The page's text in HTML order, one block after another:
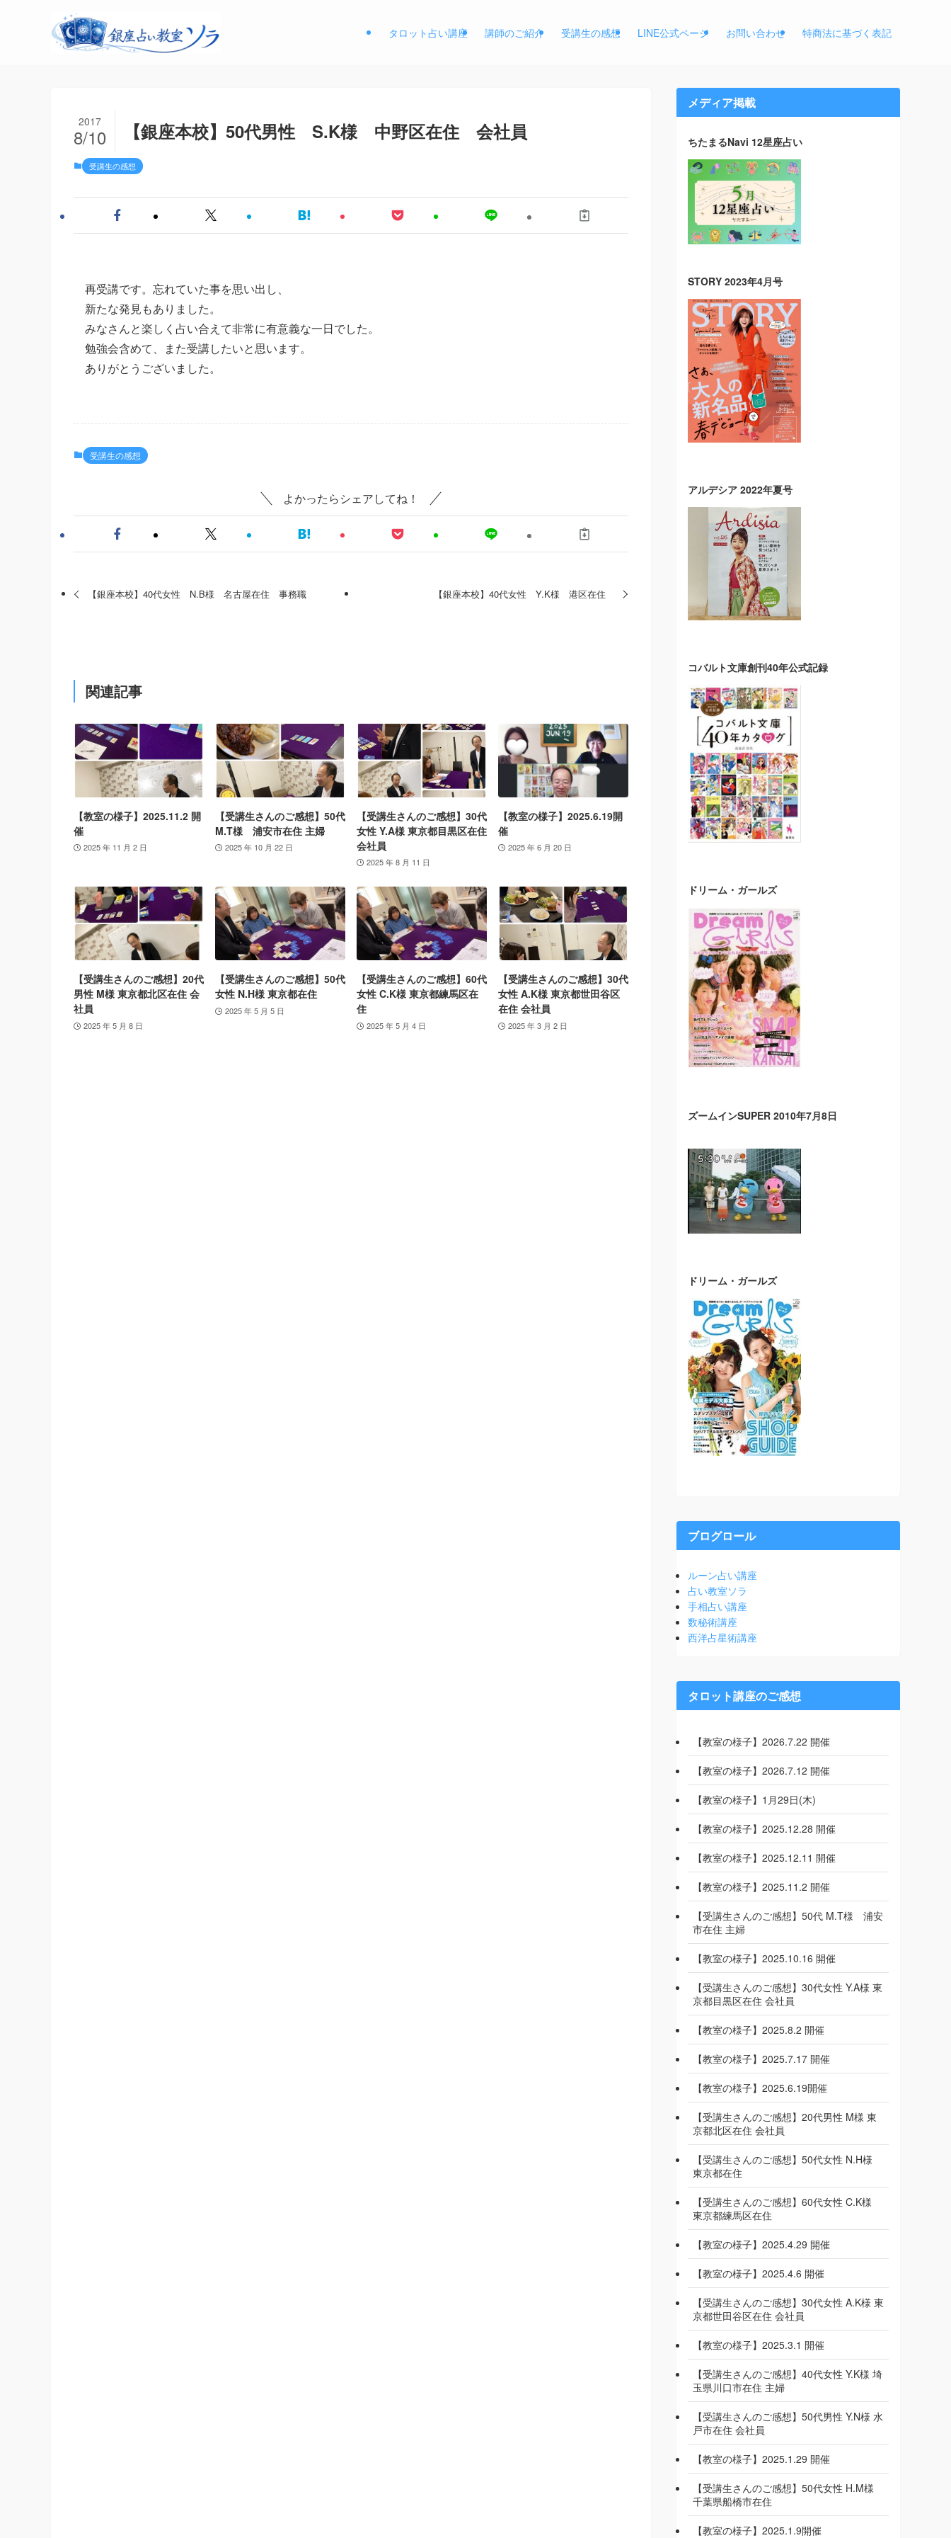
タロット占い講座 講師のご紹介 受講生の感想 LINE公式ページ お問い合わせ 特商法に基づく表記
【銀座本校】50代男性 S.K様 中野区在住 会社員
2017
8/10
受講生の感想
再受講です。忘れていた事を思い出し、
新たな発見もありました。
みなさんと楽しく占い合えて非常に有意義な一日でした。
勉強会含めて、また受講したいと思います。
ありがとうございました。
受講生の感想
よかったらシェアしてね！
【銀座本校】40代女性 N.B様 名古屋在住 事務職 【銀座本校】40代女性 Y.K様 港区在住
関連記事
【教室の様子】2025.11.2 開
催
2025 年 11 月 2 日
【受講生さんのご感想】50代
M.T様 浦安市在住 主婦
2025 年 10 月 22 日
【受講生さんのご感想】30代
女性 Y.A様 東京都目黒区在住
会社員
2025 年 8 月 11 日
【教室の様子】2025.6.19開
催
2025 年 6 月 20 日
【受講生さんのご感想】20代
男性 M様 東京都北区在住 会
社員
2025 年 5 月 8 日
【受講生さんのご感想】50代
女性 N.H様 東京都在住
2025 年 5 月 5 日
【受講生さんのご感想】60代
女性 C.K様 東京都練馬区在
住
2025 年 5 月 4 日
【受講生さんのご感想】30代
女性 A.K様 東京都世田谷区
在住 会社員
2025 年 3 月 2 日
メディア掲載
ちたまるNavi 12星座占い
STORY 2023年4月号
アルデシア 2022年夏号
コバルト文庫創刊40年公式記録
ドリーム・ガールズ
ズームインSUPER 2010年7月8日
ドリーム・ガールズ
ブログロール
ルーン占い講座
占い教室ソラ
手相占い講座
数秘術講座
西洋占星術講座
タロット講座のご感想
【教室の様子】2026.7.22 開催
【教室の様子】2026.7.12 開催
【教室の様子】1月29日(木)
【教室の様子】2025.12.28 開催
【教室の様子】2025.12.11 開催
【教室の様子】2025.11.2 開催
【受講生さんのご感想】50代 M.T様 浦安
市在住 主婦
【教室の様子】2025.10.16 開催
【受講生さんのご感想】30代女性 Y.A様 東
京都目黒区在住 会社員
【教室の様子】2025.8.2 開催
【教室の様子】2025.7.17 開催
【教室の様子】2025.6.19開催
【受講生さんのご感想】20代男性 M様 東
京都北区在住 会社員
【受講生さんのご感想】50代女性 N.H様
東京都在住
【受講生さんのご感想】60代女性 C.K様
東京都練馬区在住
【教室の様子】2025.4.29 開催
【教室の様子】2025.4.6 開催
【受講生さんのご感想】30代女性 A.K様 東
京都世田谷区在住 会社員
【教室の様子】2025.3.1 開催
【受講生さんのご感想】40代女性 Y.K様 埼
玉県川口市在住 主婦
【受講生さんのご感想】50代男性 Y.N様 水
戸市在住 会社員
【教室の様子】2025.1.29 開催
【受講生さんのご感想】50代女性 H.M様
千葉県船橋市在住
【教室の様子】2025.1.9開催